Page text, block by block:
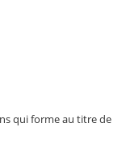
qui forme au titre de